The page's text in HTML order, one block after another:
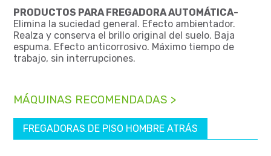
PRODUCTOS PARA FREGADORA AUTOMÁTICA-
Elimina la suciedad general. Efecto ambientador.
Realza y conserva el brillo original del suelo. Baja
espuma. Efecto anticorrosivo. Máximo tiempo de
trabajo, sin interrupciones.
MÁQUINAS RECOMENDADAS >
FREGADORAS DE PISO HOMBRE ATRÁS